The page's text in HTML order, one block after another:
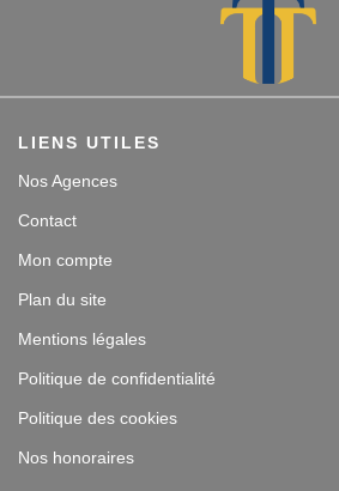
LIENS UTILES
Nos Agences
Contact
Mon compte
Plan du site
Mentions légales
Politique de confidentialité
Politique des cookies
Nos honoraires